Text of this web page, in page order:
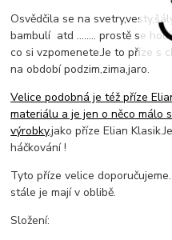
Osvědčila se na
bambulí atd ........ prostě se
co si vzpomenete.Je to příze s
na období podzim,zima,jaro.
Velice podobná je též příze
materiálu a je jen o něco málo
výrobky,jako příze Elian
háčkování !
Tyto příze velice
stále je mají v oblibě.
Složení: